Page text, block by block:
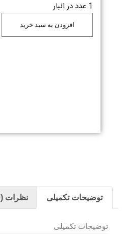
1 عدد در انبار
افزودن به سبد خرید
توضیحات تکمیلی نظرات (0)
توضیحات تکمیلی